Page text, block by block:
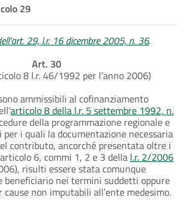
29
29, l.r. 16 dicembre 2005, n. 36.
Art. 30
8 l.r. 46/1992 per l’anno 2006)
ammissibili al cofinanziamento
articolo 8 della l.r. 5 settembre 1992, n.
della programmazione regionale e
i quali la documentazione necessaria
contributo, ancorché presentata oltre i
6, commi 1, 2 e 3 della l.r. 2/2006
risulti essere stata comunque
beneficiario nei termini suddetti oppure
non imputabili all’ente medesimo.